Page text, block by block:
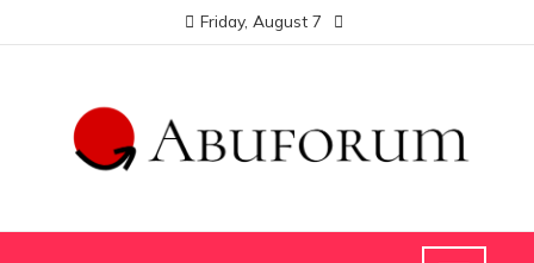
Friday, August 7